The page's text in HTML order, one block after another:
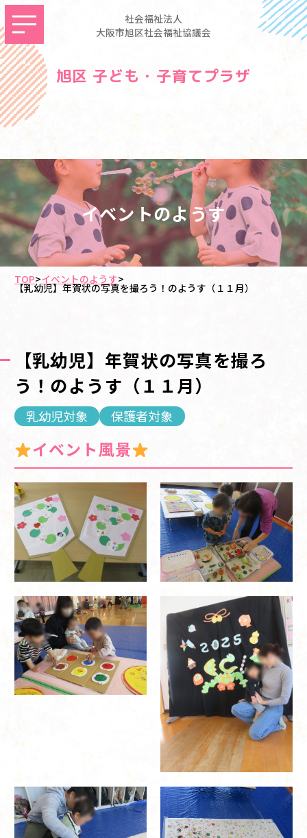
社会福祉法人
大阪市旭区社会福祉協議会
旭区 子ども・子育てプラザ
イベントのようす
TOP>イベントのようす>
【乳幼児】年賀状の写真を撮ろう！のようす（１１月）
【乳幼児】年賀状の写真を撮ろ
う！のようす（１１月）
乳幼児対象 保護者対象
イベント風景